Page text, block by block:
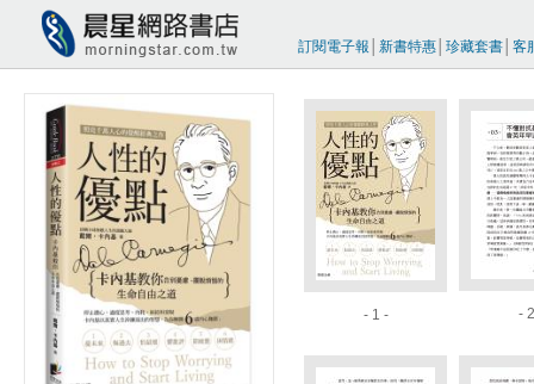
訂閱電子報 新書特惠 珍藏套書 客
- 1 - -